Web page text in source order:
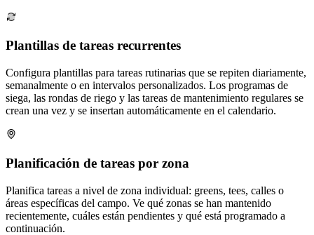
Plantillas de tareas recurrentes
Configura plantillas para tareas rutinarias que se repiten diariamente,
semanalmente o en intervalos personalizados. Los programas de
siega, las rondas de riego y las tareas de mantenimiento regulares se
crean una vez y se insertan automáticamente en el calendario.
Planificación de tareas por zona
Planifica tareas a nivel de zona individual: greens, tees, calles o
áreas específicas del campo. Ve qué zonas se han mantenido
recientemente, cuáles están pendientes y qué está programado a
continuación.